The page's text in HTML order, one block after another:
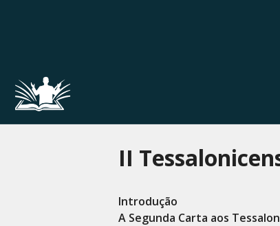
II
Introdução
A Segunda Carta aos